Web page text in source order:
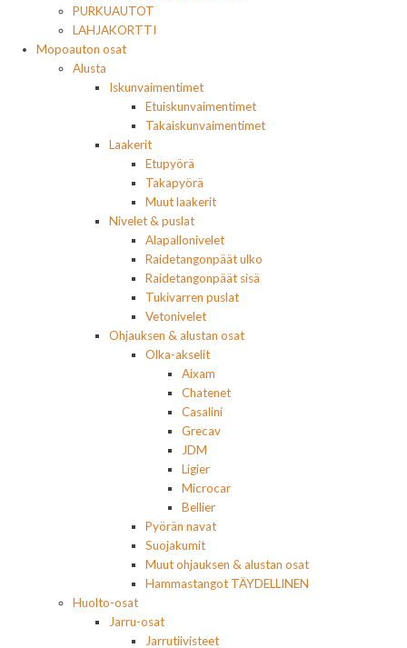
PURKUAUTOT
LAHJAKORTTI
Mopoauton osat
Alusta
Iskunvaimentimet
Etuiskunvaimentimet
Takaiskunvaimentimet
Laakerit
Etupyörä
Takapyörä
Muut laakerit
Nivelet & puslat
Alapallonivelet
Raidetangonpäät ulko
Raidetangonpäät sisä
Tukivarren puslat
Vetonivelet
Ohjauksen & alustan osat
Olka-akselit
Aixam
Chatenet
Casalini
Grecav
JDM
Ligier
Microcar
Bellier
Pyörän navat
Suojakumit
Muut ohjauksen & alustan osat
Hammastangot TÄYDELLINEN
Huolto-osat
Jarru-osat
Jarrutiivisteet